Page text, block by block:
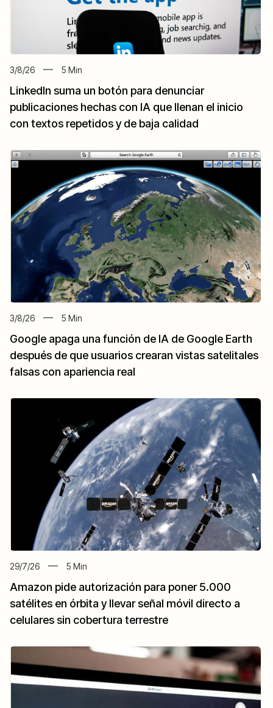
3/8/26 5 Min
LinkedIn suma un botón para denunciar
publicaciones hechas con IA que llenan el inicio
con textos repetidos y de baja calidad
3/8/26 5 Min
Google apaga una función de IA de Google Earth
después de que usuarios crearan vistas satelitales
falsas con apariencia real
29/7/26 5 Min
Amazon pide autorización para poner 5.000
satélites en órbita y llevar señal móvil directo a
celulares sin cobertura terrestre